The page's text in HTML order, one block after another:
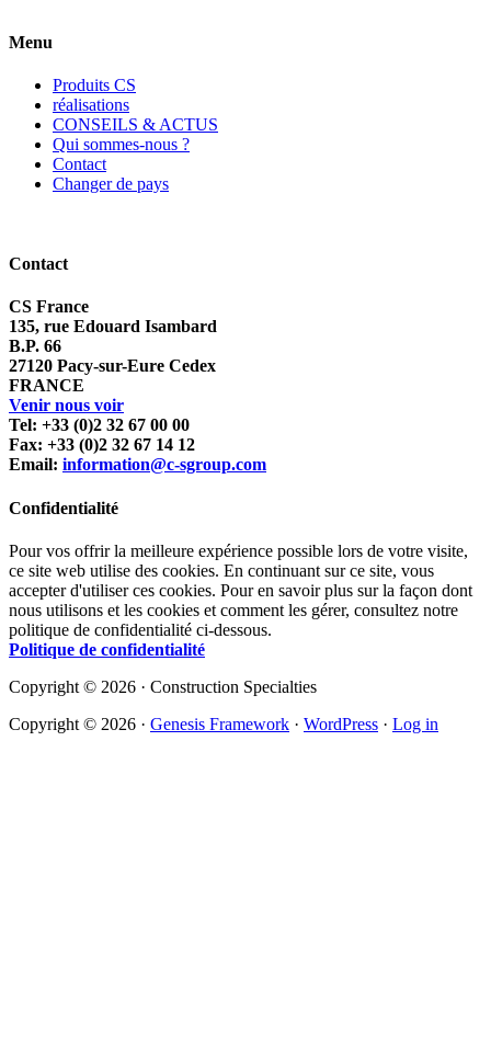
Menu
Produits CS
réalisations
CONSEILS & ACTUS
Qui sommes-nous ?
Contact
Changer de pays
Contact
CS France
135, rue Edouard Isambard
B.P. 66
27120 Pacy-sur-Eure Cedex
FRANCE
Venir nous voir
Tel: +33 (0)2 32 67 00 00
Fax: +33 (0)2 32 67 14 12
Email: information@c-sgroup.com
Confidentialité
Pour vos offrir la meilleure expérience possible lors de votre visite,
ce site web utilise des cookies. En continuant sur ce site, vous
accepter d'utiliser ces cookies. Pour en savoir plus sur la façon dont
nous utilisons et les cookies et comment les gérer, consultez notre
politique de confidentialité ci-dessous.
Politique de confidentialité
Copyright © 2026 · Construction Specialties
Copyright © 2026 · Genesis Framework · WordPress · Log in